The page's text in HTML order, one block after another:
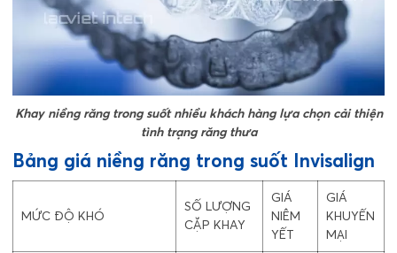
Khay niềng răng trong suốt nhiều khách hàng lựa chọn cải thiện
tình trạng răng thưa
Bảng giá niềng răng trong suốt Invisalign
MỨC ĐỘ KHÓ
SỐ LƯỢNG
CẶP KHAY
GIÁ
NIÊM
YẾT
GIÁ
KHUYẾN
MẠI